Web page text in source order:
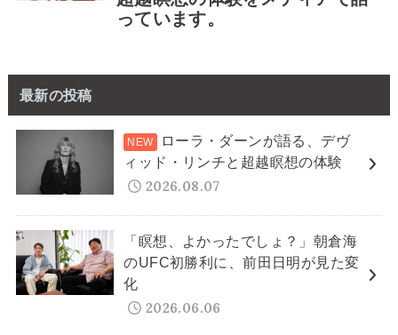
最新の投稿
ローラ・ダーンが語る、デヴ
ィッド・リンチと超越瞑想の体験
2026.08.07
「瞑想、よかったでしょ？」朝倉海
のUFC初勝利に、前田日明が見た変
化
2026.06.06